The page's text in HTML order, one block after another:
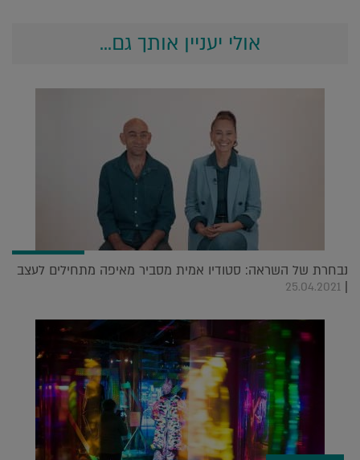
אולי יעניין אותך גם...
נבחרת של השראה: סטודיו אמית מסביר מאיפה מתחילים לעצב
|
25.04.2021